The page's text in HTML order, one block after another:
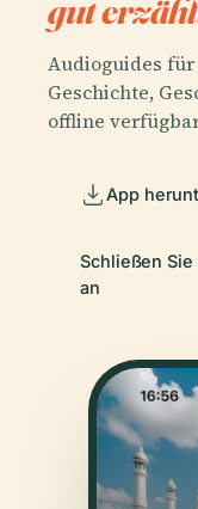
gut
Audioguides für
Geschichte,
offline
App
Schließen
an